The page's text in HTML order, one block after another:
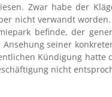
Zwar habe der
nicht verwandt
befinde, der
seiner
Kündigung hatte
nicht